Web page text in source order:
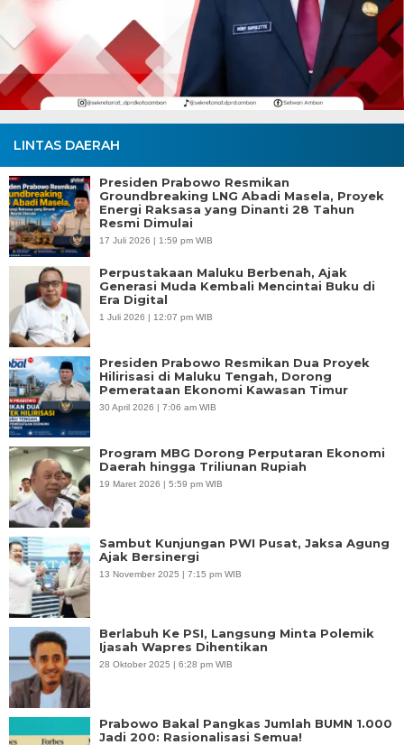
LINTAS DAERAH
Presiden Prabowo Resmikan
Groundbreaking LNG Abadi Masela, Proyek
Energi Raksasa yang Dinanti 28 Tahun
Resmi Dimulai
17 Juli 2026 | 1:59 pm WIB
Perpustakaan Maluku Berbenah, Ajak
Generasi Muda Kembali Mencintai Buku di
Era Digital
1 Juli 2026 | 12:07 pm WIB
Presiden Prabowo Resmikan Dua Proyek
Hilirisasi di Maluku Tengah, Dorong
Pemerataan Ekonomi Kawasan Timur
30 April 2026 | 7:06 am WIB
Program MBG Dorong Perputaran Ekonomi
Daerah hingga Triliunan Rupiah
19 Maret 2026 | 5:59 pm WIB
Sambut Kunjungan PWI Pusat, Jaksa Agung
Ajak Bersinergi
13 November 2025 | 7:15 pm WIB
Berlabuh Ke PSI, Langsung Minta Polemik
Ijasah Wapres Dihentikan
28 Oktober 2025 | 6:28 pm WIB
Prabowo Bakal Pangkas Jumlah BUMN 1.000
Jadi 200: Rasionalisasi Semua!